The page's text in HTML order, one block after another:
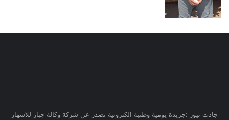
جادت نيوز :جريدة يومية وطنية الكترونية تصدر عن شركة وكالة جبار للاشهار